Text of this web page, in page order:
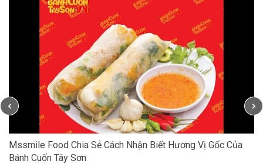
Mssmile Food Chia Sẻ Cách Nhận Biết Hương Vị Gốc Của
Bánh Cuốn Tây Sơn